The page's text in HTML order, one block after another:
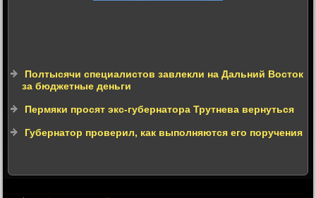
Полтысячи специалистов завлекли на Дальний Восток
за бюджетные деньги
Пермяки просят экс-губернатора Трутнева вернуться
Губернатор проверил, как выполняются его поручения